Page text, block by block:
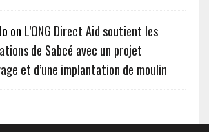
on L’ONG Direct Aid soutient les
de Sabcé avec un projet
et d’une implantation de moulin